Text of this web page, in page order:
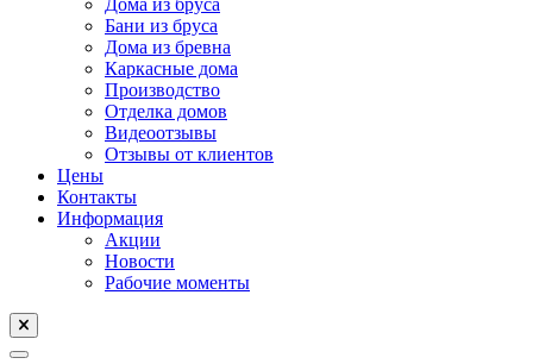
Дома из бруса
Бани из бруса
Дома из бревна
Каркасные дома
Производство
Отделка домов
Видеоотзывы
Отзывы от клиентов
Цены
Контакты
Информация
Акции
Новости
Рабочие моменты